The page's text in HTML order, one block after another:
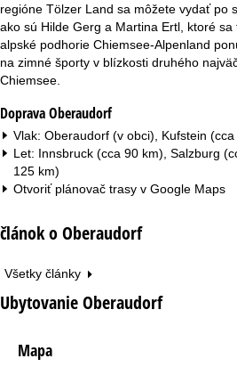
regióne Tölzer Land sa môžete vydať po
ako sú Hilde Gerg a Martina Ertl, ktoré sa
alpské podhorie Chiemsee-Alpenland
na zimné športy v blízkosti druhého
Chiemsee.
Doprava Oberaudorf
Vlak: Oberaudorf (v obci), Kufstein (cca
Let: Innsbruck (cca 90 km), Salzburg
125 km)
Otvoriť plánovač trasy v Google Maps
článok o Oberaudorf
Všetky články
Ubytovanie Oberaudorf
Mapa